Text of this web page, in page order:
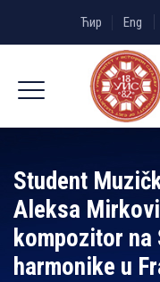
Ћир Eng
Student
Aleksa
kompozitor
harmonike u